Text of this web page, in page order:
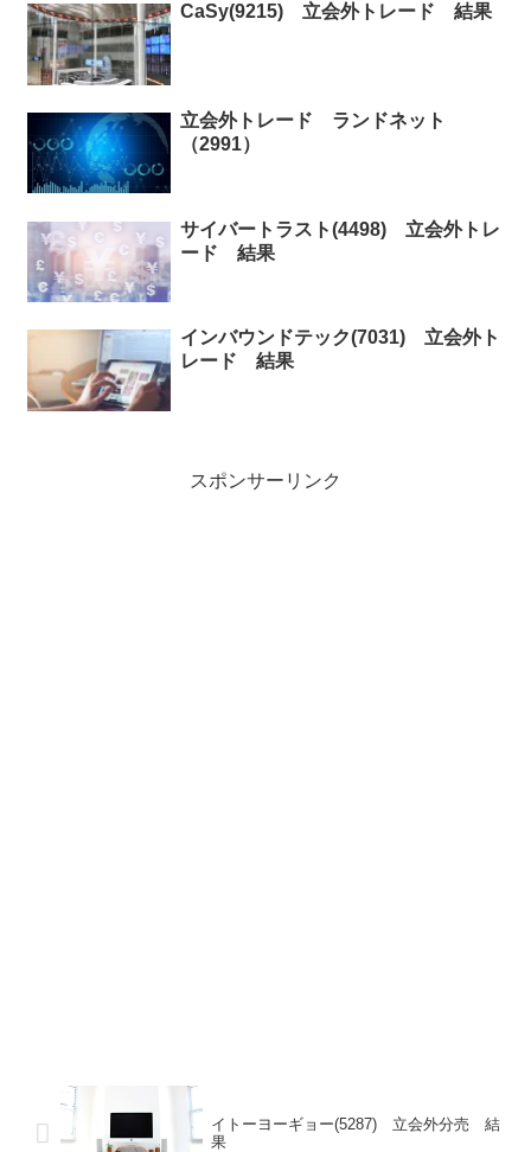
CaSy(9215) 立会外トレード 結果
立会外トレード ランドネット
（2991）
サイバートラスト(4498) 立会外トレ
ード 結果
インバウンドテック(7031) 立会外ト
レード 結果
スポンサーリンク
イトーヨーギョー(5287) 立会外分売 結
果